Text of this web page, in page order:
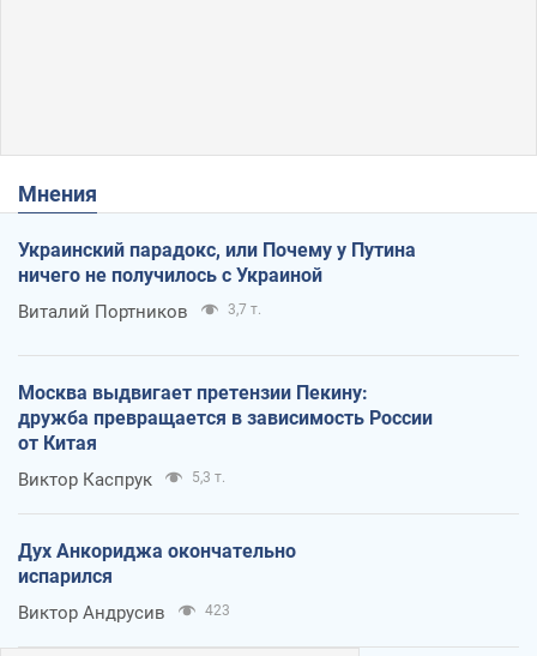
Мнения
Украинский парадокс, или Почему у Путина
ничего не получилось с Украиной
Виталий Портников 3,7 т.
Москва выдвигает претензии Пекину:
дружба превращается в зависимость России
от Китая
Виктор Каспрук 5,3 т.
Дух Анкориджа окончательно
испарился
Виктор Андрусив 423